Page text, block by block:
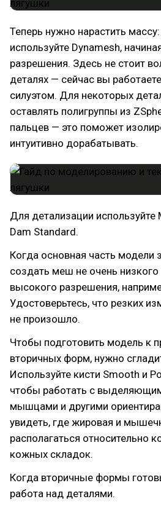
Теперь нужно нарастить
используйте Dynamesh,
разрешения. Здесь не стоит
деталях — сейчас вы
силуэтом. Для некоторых
оставлять полигруппы из
пальцев — это поможет
интуитивно дорабатывать.
Для детализации используйте
Dam Standard.
Когда основная часть модели
создать меш не очень низкого
высокого разрешения,
Удостоверьтесь, что резких
не произошло.
Чтобы подготовить модель к
вторичных форм, нужно
Используйте кисти Smooth и
чтобы работать с
мышцами и другими
увидеть, где жировая и
располагаться относительно
кожных складок.
Когда вторичные формы
работа над деталями.